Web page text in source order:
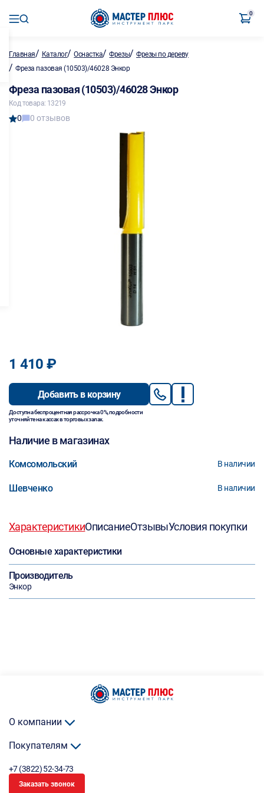
0
Главная/ Каталог/Оснастка/Фрезы/Фрезы по дереву
/ Фреза пазовая (10503)/46028 Энкор
Фреза пазовая (10503)/46028 Энкор
Код товара: 13219
0 0 отзывов
1 410 ₽
Добавить в корзину
Доступна беспроцентная рассрочка 0%, подробности
уточняйте на кассах в торговых залах.
Наличие в магазинах
Комсомольский В наличии
Шевченко В наличии
ХарактеристикиОписаниеОтзывыУсловия покупки
Основные характеристики
Производитель
Энкор
О компании
Покупателям
+7 (3822) 52-34-73
Заказать звонок